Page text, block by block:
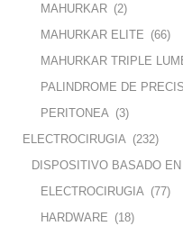
MAHURKAR (2)
MAHURKAR ELITE (66)
MAHURKAR TRIPLE
PALINDROME DE
PERITONEA (3)
ELECTROCIRUGIA (232)
DISPOSITIVO BASADO
ELECTROCIRUGIA (77)
HARDWARE (18)